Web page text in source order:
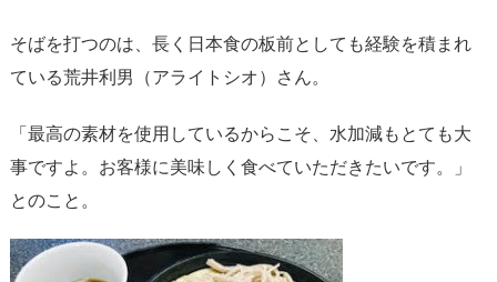
そばを打つのは、長く日本食の板前としても経験を積まれ
ている荒井利男（アライトシオ）さん。
「最高の素材を使用しているからこそ、水加減もとても大
事ですよ。お客様に美味しく食べていただきたいです。」
とのこと。